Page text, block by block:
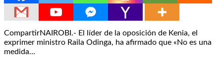
CompartirNAIROBI.- El líder de la oposición de Kenia, el
exprimer ministro Raila Odinga, ha afirmado que «No es una
medida…